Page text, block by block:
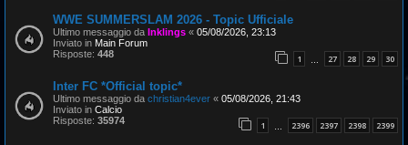
WWE SUMMERSLAM 2026 - Topic Ufficiale
Ultimo messaggio da Inklings « 05/08/2026, 23:13
Inviato in Main Forum
Risposte: 448 1 … 27 28 29 30
Inter FC *Official topic*
Ultimo messaggio da christian4ever « 05/08/2026, 21:43
Inviato in Calcio
Risposte: 35974 1 … 2396 2397 2398 2399